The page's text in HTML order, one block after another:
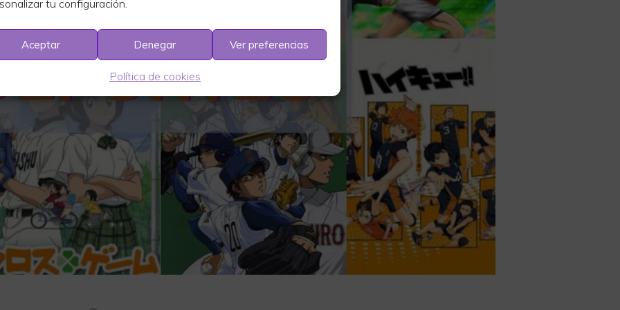
tu configuración.
Aceptar Denegar Ver preferencias
Política de cookies